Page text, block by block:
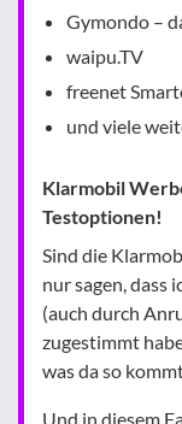
Gymondo –
waipu.TV
freenet
und viele
Klarmobil
Testoptionen!
Sind die
nur sagen, dass
(auch durch
zugestimmt
was da so
Und in diesem